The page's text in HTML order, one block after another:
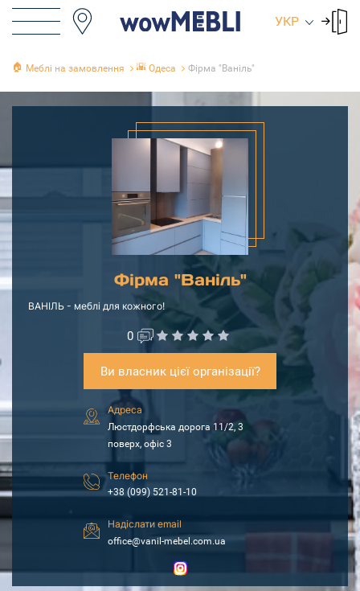
УКР
🏠 Меблі на замовлення 🌇 Одеса Фірма "Ваніль"
Фірма "Ваніль"
ВАНІЛЬ - меблі для кожного!
0
Ви власник цієї організації?
Адреса
Люстдорфська дорога 11/2, 3
поверх, офіс 3
Телефон
+38 (099) 521-81-10
Надіслати email
office@vanil-mebel.com.ua